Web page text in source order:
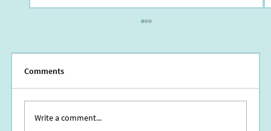
Comments
Write a comment...